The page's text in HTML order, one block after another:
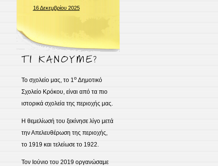
16 Δεκεμβρίου 2025
Το σχολείο μας, το 1οΔημοτικό
Σχολείο Κρόκου, είναι από τα πιο
ιστορικά σχολεία της περιοχής μας.
Η θεμελίωσή του ξεκίνησε λίγο μετά
την Απελευθέρωση της περιοχής,
το 1919 και τελείωσε το 1922.
Τον Ιούνιο του 2019 οργανώσαμε